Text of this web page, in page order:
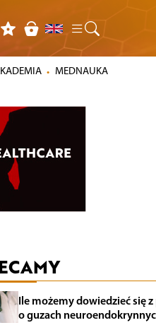
MEDNAUKA
Ile możemy dowiedzieć się
o guzach